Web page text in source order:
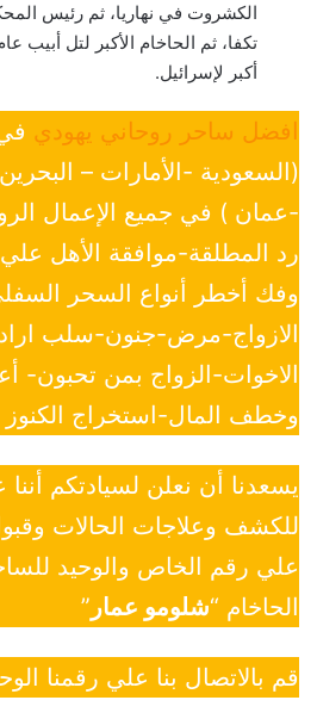
الكشروت في نهاريا، ثم رئيس
أكبر لإسرائيل.
افضل ساحر روحاني يهودي
(السعودية -الأمارات –
-عمان ) في جميع الإعمال
رد المطلقة-موافقة الأهل
وفك أخطر أنواع السحر
الازواج-مرض-جنون-سلب
الاخوات-الزواج بمن تحبون-
وخطف المال-استخراج الكنوز
يسعدنا أن نعلن لسيادتكم
للكشف وعلاجات الحالات
علي رقم الخاص والوحيد
الحاخام “شلومو عمار ”
قم بالاتصال بنا علي رقمنا